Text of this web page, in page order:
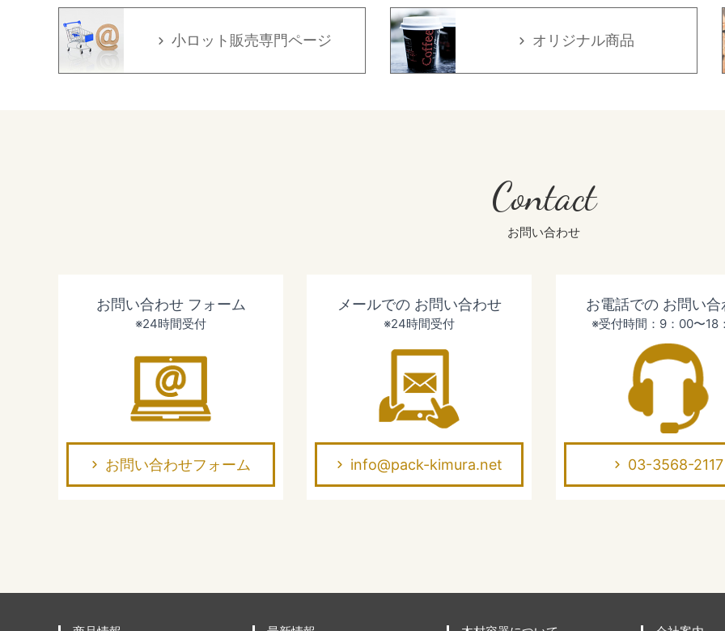
小ロット販売専門ページ オリジナル商品
Contact
お問い合わせ
お問い合わせ フォーム
※24時間受付
お問い合わせフォーム
メールでの お問い合わせ
※24時間受付
info@pack-kimura.net
お電話での お問い合
※受付時間：9：00〜18
03-3568-2117